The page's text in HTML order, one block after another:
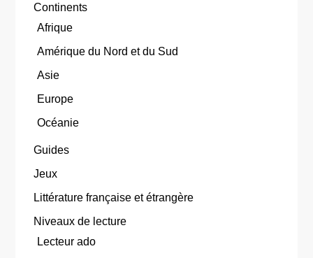
Continents
Afrique
Amérique du Nord et du Sud
Asie
Europe
Océanie
Guides
Jeux
Littérature française et étrangère
Niveaux de lecture
Lecteur ado